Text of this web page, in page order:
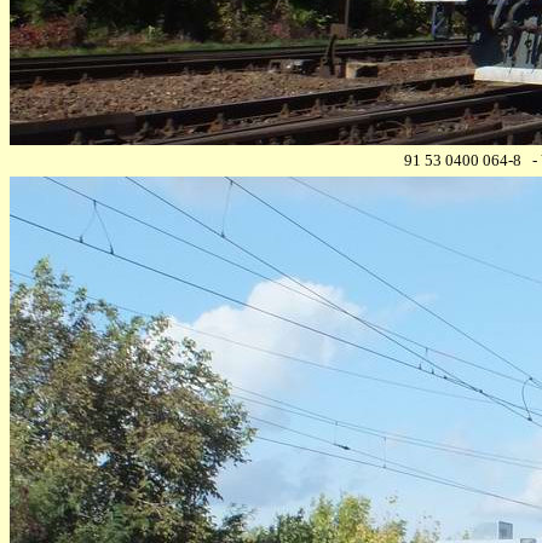
91 53 0400 064-8 -